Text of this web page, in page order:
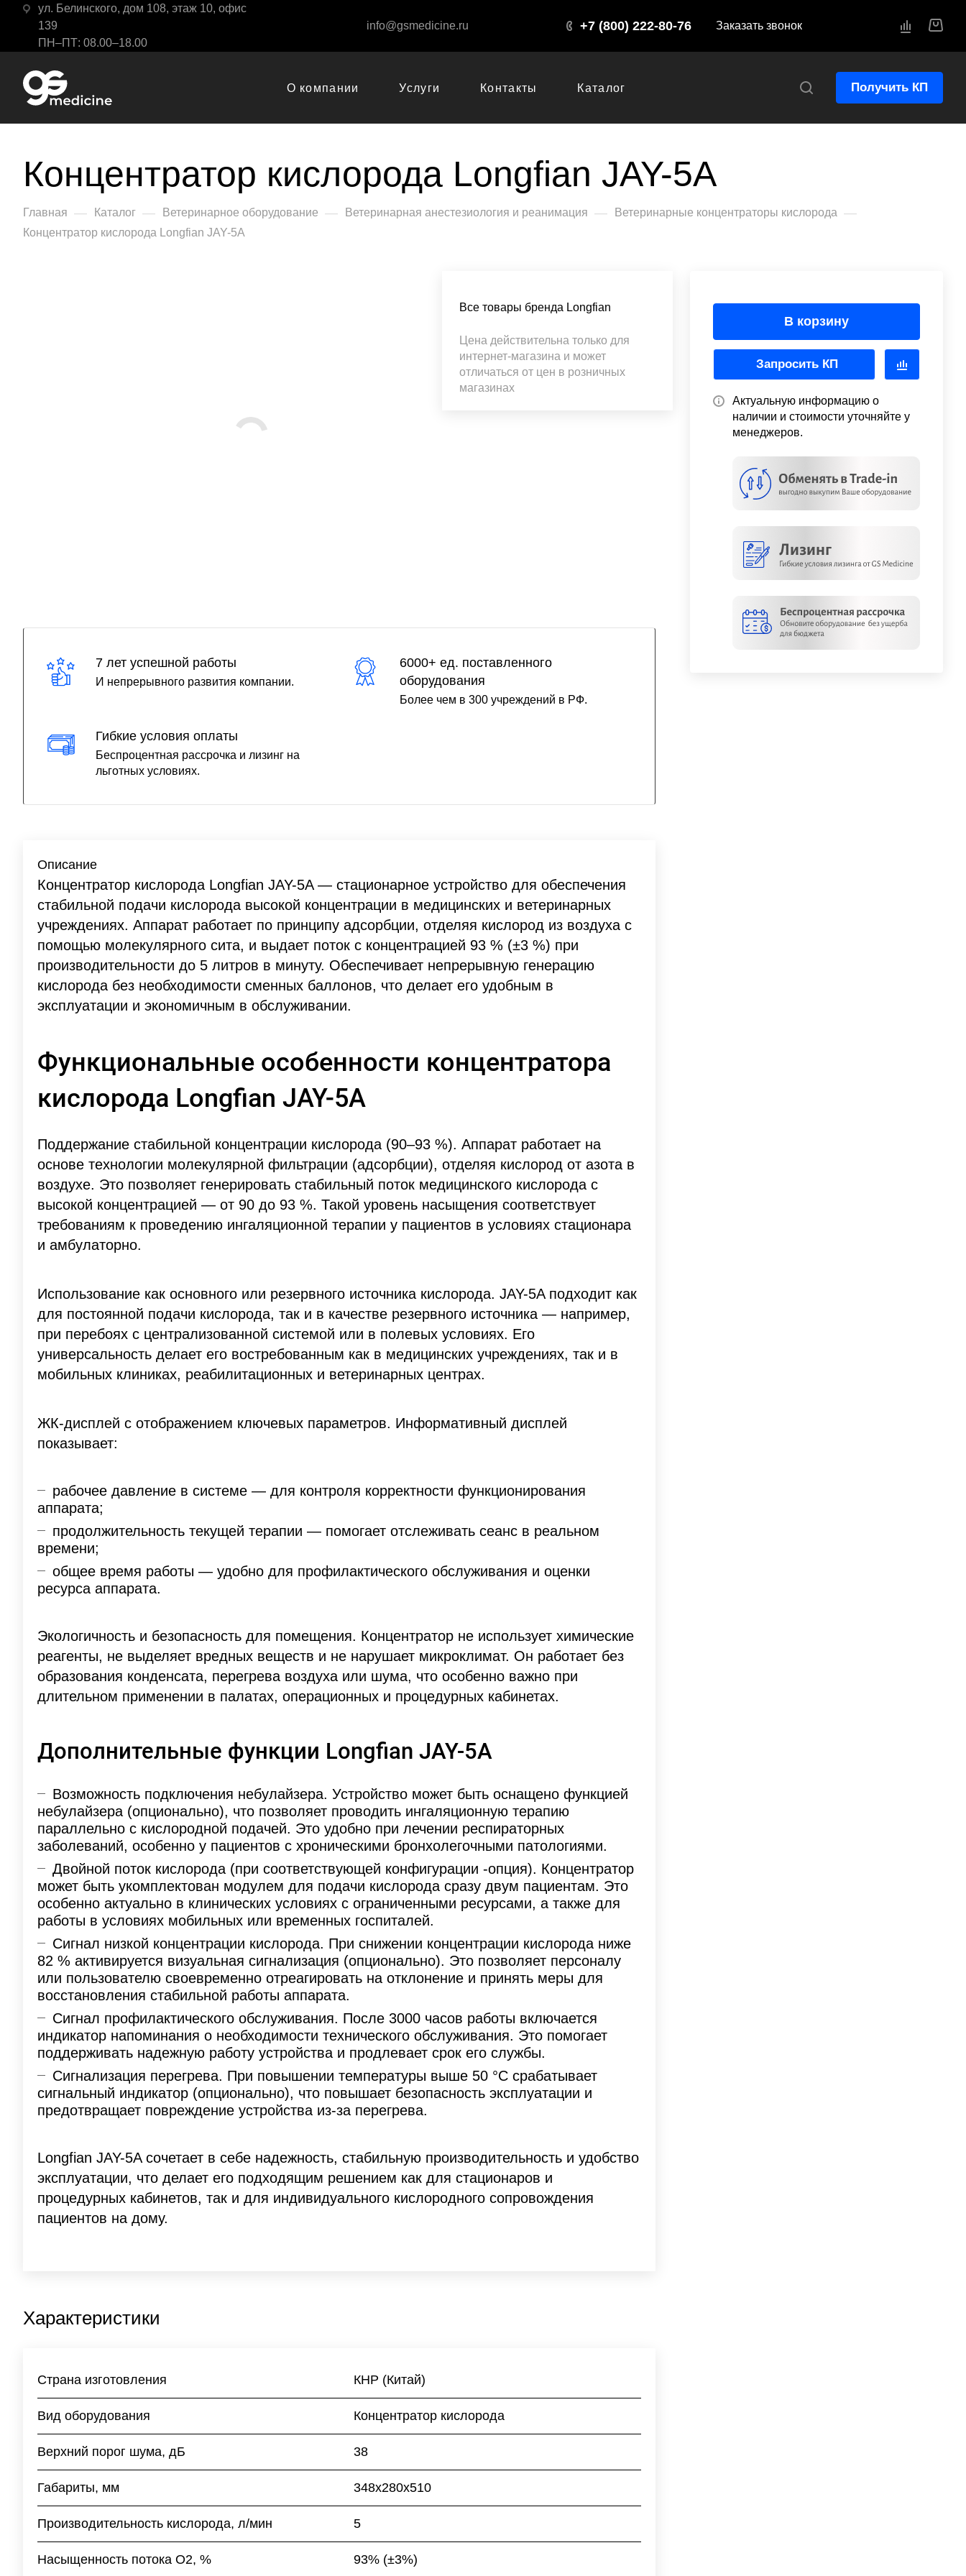
ул. Белинского, дом 108, этаж 10, офис
139
ПН–ПТ: 08.00–18.00
info@gsmedicine.ru +7 (800) 222-80-76 Заказать звонок
О компании Услуги Контакты Каталог Получить КП
Концентратор кислорода Longfian JAY-5A
Главная — Каталог — Ветеринарное оборудование — Ветеринарная анестезиология и реанимация — Ветеринарные концентраторы кислорода —
Концентратор кислорода Longfian JAY-5A
В корзину
Запросить КП
Актуальную информацию о
наличии и стоимости уточняйте у
менеджеров.
Все товары бренда Longfian
Цена действительна только для
интернет-магазина и может
отличаться от цен в розничных
магазинах
7 лет успешной работы
И непрерывного развития компании.
6000+ ед. поставленного
оборудования
Более чем в 300 учреждений в РФ.
Гибкие условия оплаты
Беспроцентная рассрочка и лизинг на
льготных условиях.
Описание
Концентратор кислорода Longfian JAY-5A — стационарное устройство для обеспечения
стабильной подачи кислорода высокой концентрации в медицинских и ветеринарных
учреждениях. Аппарат работает по принципу адсорбции, отделяя кислород из воздуха с
помощью молекулярного сита, и выдает поток с концентрацией 93 % (±3 %) при
производительности до 5 литров в минуту. Обеспечивает непрерывную генерацию
кислорода без необходимости сменных баллонов, что делает его удобным в
эксплуатации и экономичным в обслуживании.
Функциональные особенности концентратора
кислорода Longfian JAY-5A
Поддержание стабильной концентрации кислорода (90–93 %). Аппарат работает на
основе технологии молекулярной фильтрации (адсорбции), отделяя кислород от азота в
воздухе. Это позволяет генерировать стабильный поток медицинского кислорода с
высокой концентрацией — от 90 до 93 %. Такой уровень насыщения соответствует
требованиям к проведению ингаляционной терапии у пациентов в условиях стационара
и амбулаторно.
Использование как основного или резервного источника кислорода. JAY-5A подходит как
для постоянной подачи кислорода, так и в качестве резервного источника — например,
при перебоях с централизованной системой или в полевых условиях. Его
универсальность делает его востребованным как в медицинских учреждениях, так и в
мобильных клиниках, реабилитационных и ветеринарных центрах.
ЖК-дисплей с отображением ключевых параметров. Информативный дисплей
показывает:
рабочее давление в системе — для контроля корректности функционирования
аппарата;
продолжительность текущей терапии — помогает отслеживать сеанс в реальном
времени;
общее время работы — удобно для профилактического обслуживания и оценки
ресурса аппарата.
Экологичность и безопасность для помещения. Концентратор не использует химические
реагенты, не выделяет вредных веществ и не нарушает микроклимат. Он работает без
образования конденсата, перегрева воздуха или шума, что особенно важно при
длительном применении в палатах, операционных и процедурных кабинетах.
Дополнительные функции Longfian JAY-5A
Возможность подключения небулайзера. Устройство может быть оснащено функцией
небулайзера (опционально), что позволяет проводить ингаляционную терапию
параллельно с кислородной подачей. Это удобно при лечении респираторных
заболеваний, особенно у пациентов с хроническими бронхолегочными патологиями.
Двойной поток кислорода (при соответствующей конфигурации -опция). Концентратор
может быть укомплектован модулем для подачи кислорода сразу двум пациентам. Это
особенно актуально в клинических условиях с ограниченными ресурсами, а также для
работы в условиях мобильных или временных госпиталей.
Сигнал низкой концентрации кислорода. При снижении концентрации кислорода ниже
82 % активируется визуальная сигнализация (опционально). Это позволяет персоналу
или пользователю своевременно отреагировать на отклонение и принять меры для
восстановления стабильной работы аппарата.
Сигнал профилактического обслуживания. После 3000 часов работы включается
индикатор напоминания о необходимости технического обслуживания. Это помогает
поддерживать надежную работу устройства и продлевает срок его службы.
Сигнализация перегрева. При повышении температуры выше 50 °C срабатывает
сигнальный индикатор (опционально), что повышает безопасность эксплуатации и
предотвращает повреждение устройства из-за перегрева.
Longfian JAY-5A сочетает в себе надежность, стабильную производительность и удобство
эксплуатации, что делает его подходящим решением как для стационаров и
процедурных кабинетов, так и для индивидуального кислородного сопровождения
пациентов на дому.
Характеристики
Страна изготовления КНР (Китай)
Вид оборудования Концентратор кислорода
Верхний порог шума, дБ 38
Габариты, мм 348x280x510
Производительность кислорода, л/мин 5
Насыщенность потока О2, % 93% (±3%)